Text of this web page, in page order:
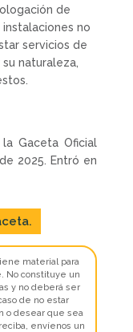
de
no
servicios de
naturaleza,
Gaceta Oficial
2025. Entró en
material para
No constituye un
y no deberá ser
de no estar
o desear que sea
envíenos un